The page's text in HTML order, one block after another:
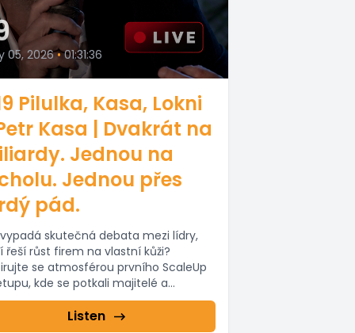
05, 2026 • 01:31:36
Pilulka, Kasa, Lokni
Kasa | Dvakrát na
Jednou na
Jednou přes
pád.
skutečná debata mezi lídry,
řeší růst firem na vlastní kůži?
se atmosférou prvního ScaleUp
kde se potkali majitelé a...
Listen